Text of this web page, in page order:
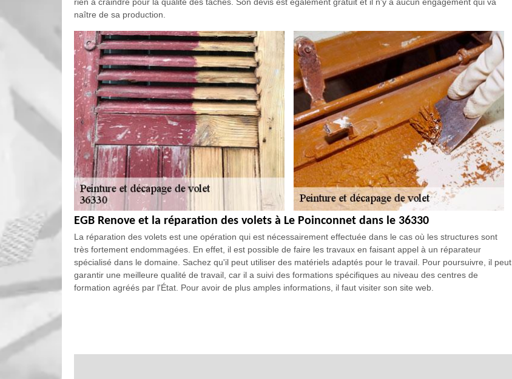
naître de sa production.
EGB Renove et la réparation des volets à Le Poinconnet dans le 36330
La réparation des volets est une opération qui est nécessairement effectuée dans le cas où les structures sont
très fortement endommagées. En effet, il est possible de faire les travaux en faisant appel à un réparateur
spécialisé dans le domaine. Sachez qu'il peut utiliser des matériels adaptés pour le travail. Pour poursuivre, il peut
garantir une meilleure qualité de travail, car il a suivi des formations spécifiques au niveau des centres de
formation agréés par l'État. Pour avoir de plus amples informations, il faut visiter son site web.
les problèmes que les propriétaires peuvent rencontrer, l'État a décidé d'établir des mesures financières qui